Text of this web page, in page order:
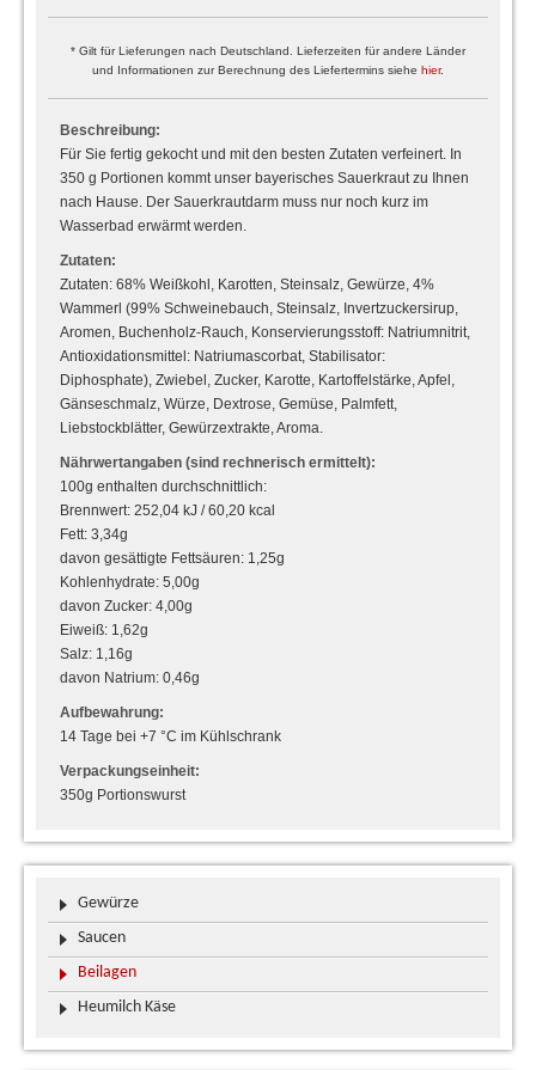
* Gilt für Lieferungen nach Deutschland. Lieferzeiten für andere Länder
und Informationen zur Berechnung des Liefertermins siehe hier.
Beschreibung:
Für Sie fertig gekocht und mit den besten Zutaten verfeinert. In
350 g Portionen kommt unser bayerisches Sauerkraut zu Ihnen
nach Hause. Der Sauerkrautdarm muss nur noch kurz im
Wasserbad erwärmt werden.
Zutaten:
Zutaten: 68% Weißkohl, Karotten, Steinsalz, Gewürze, 4%
Wammerl (99% Schweinebauch, Steinsalz, Invertzuckersirup,
Aromen, Buchenholz-Rauch, Konservierungsstoff: Natriumnitrit,
Antioxidationsmittel: Natriumascorbat, Stabilisator:
Diphosphate), Zwiebel, Zucker, Karotte, Kartoffelstärke, Apfel,
Gänseschmalz, Würze, Dextrose, Gemüse, Palmfett,
Liebstockblätter, Gewürzextrakte, Aroma.
Nährwertangaben (sind rechnerisch ermittelt):
100g enthalten durchschnittlich:
Brennwert: 252,04 kJ / 60,20 kcal
Fett: 3,34g
davon gesättigte Fettsäuren: 1,25g
Kohlenhydrate: 5,00g
davon Zucker: 4,00g
Eiweiß: 1,62g
Salz: 1,16g
davon Natrium: 0,46g
Aufbewahrung:
14 Tage bei +7 °C im Kühlschrank
Verpackungseinheit:
350g Portionswurst
Gewürze
Saucen
Beilagen
Heumilch Käse